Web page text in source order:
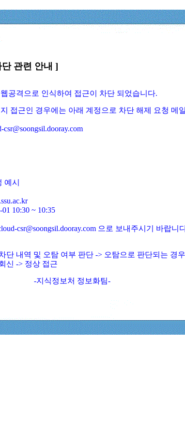
관련 안내 ]
공격으로 인식하여 접근이 차단 되었습니다.
접근인 경우에는 아래 계정으로 차단 해제 요청 메
예시
10:30 ~ 10:35
csr@soongsil.dooray.com 으로 보내주시기 바랍니
단 내역 및 오탐 여부 판단 -> 오탐으로 판단되는 경
신 -> 정상 접근
-지식정보처 정보화팀-